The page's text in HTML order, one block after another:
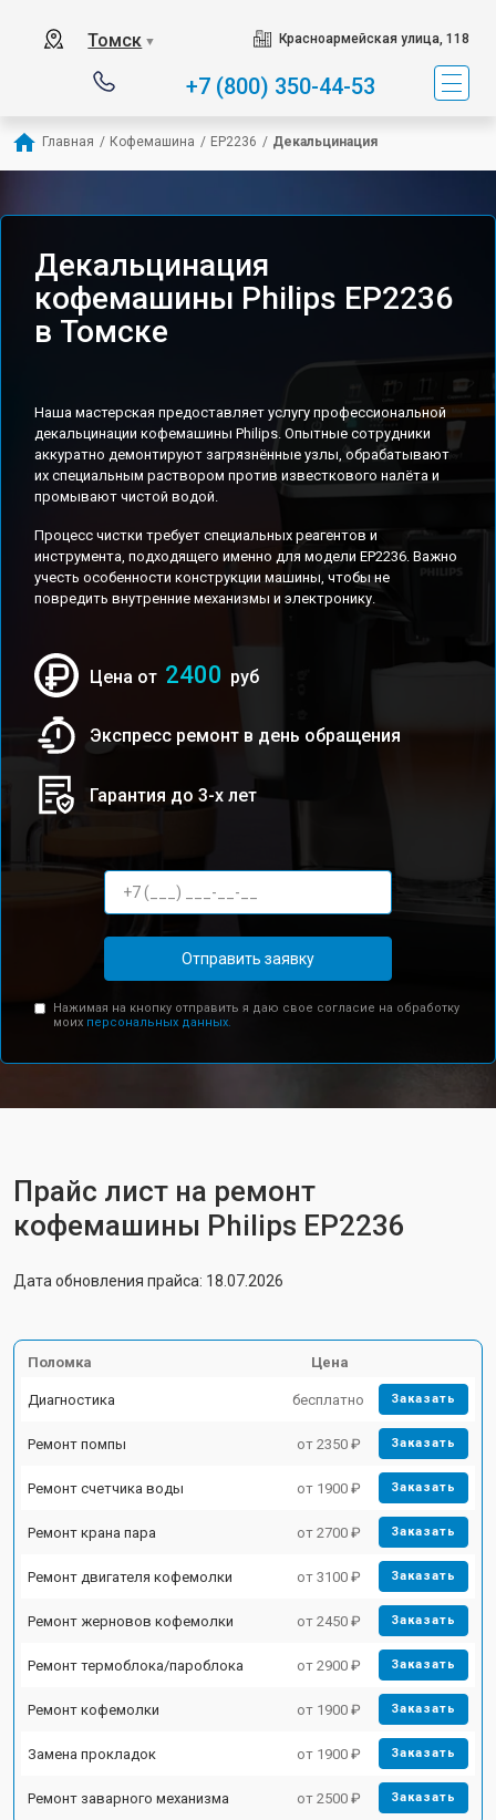
Томск ▼ Красноармейская улица, 118
+7 (800) 350-44-53
Главная / Кофемашина / EP2236 / Декальцинация
Декальцинация
кофемашины Philips EP2236
в Томске
Наша мастерская предоставляет услугу профессиональной
декальцинации кофемашины Philips. Опытные сотрудники
аккуратно демонтируют загрязнённые узлы, обрабатывают
их специальным раствором против известкового налёта и
промывают чистой водой.
Процесс чистки требует специальных реагентов и
инструмента, подходящего именно для модели EP2236. Важно
учесть особенности конструкции машины, чтобы не
повредить внутренние механизмы и электронику.
Цена от 2400 руб
Экспресс ремонт в день обращения
Гарантия до 3-х лет
Отправить заявку
Нажимая на кнопку отправить я даю свое согласие на обработку
моих персональных данных.
Прайс лист на ремонт
кофемашины Philips EP2236
Дата обновления прайса: 18.07.2026
Поломка Цена
Диагностика бесплатно Заказать
Ремонт помпы от 2350 ₽ Заказать
Ремонт счетчика воды от 1900 ₽ Заказать
Ремонт крана пара от 2700 ₽ Заказать
Ремонт двигателя кофемолки от 3100 ₽ Заказать
Ремонт жерновов кофемолки от 2450 ₽ Заказать
Ремонт термоблока/пароблока от 2900 ₽ Заказать
Ремонт кофемолки от 1900 ₽ Заказать
Замена прокладок от 1900 ₽ Заказать
Ремонт заварного механизма от 2500 ₽ Заказать